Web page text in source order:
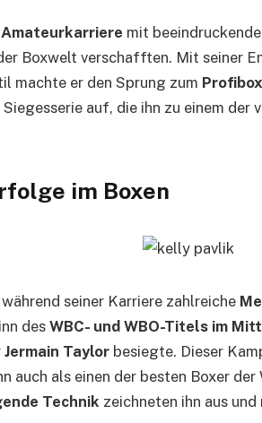
Amateurkarriere mit
Boxwelt verschafften. Mit seiner
machte er den Sprung zum
auf, die ihn zu einem der
im Boxen
seiner Karriere zahlreiche
des WBC- und WBO-Titels im
Jermain Taylor besiegte. Dieser
auch als einen der besten Boxer der
Technik zeichneten ihn aus